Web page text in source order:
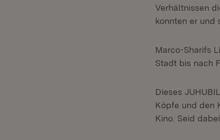
Verhältnissen
konnten er und
Marco-Sharifs
Stadt bis nach
Dieses
Köpfe und den
Kino. Seid